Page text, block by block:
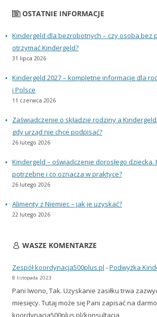
OSTATNIE INFORMACJE
Kindergeld dla bezrobotnych – czy osoba bez
otrzymać Kindergeld?
31 lipca 2026
Kindergeld 2027 – kompletne informacje dla
i Polsce
11 czerwca 2026
Zaświadczenie o składzie rodziny a
gdy urząd nie chce podpisać?
26 lutego 2026
Kindergeld – oświadczenie dorosłego dziecka.
potrzebne i co oznacza w praktyce?
26 lutego 2026
Alimenty z Niemiec – jak je uzyskać?
22 lutego 2026
WASZE KOMENTARZE
Zespół koordynacja500plus.pl -Podwyżka
8 listopada 2023
Pani Iwono, Tak. Uzyskanie zasiłku trwa
miesięcy. Tutaj może się Pani zapisać na